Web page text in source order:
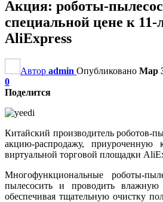
Акция: роботы-
специальной цене к 11-
AliExpress
Автор admin Опубликовано Мар
0
Поделится
Китайский производитель роботов-
акцию-распродажу, приуроченную
виртуальной торговой площадки
Многофункциональные роботы-
пылесосить и проводить влажную
обеспечивая тщательную очистку